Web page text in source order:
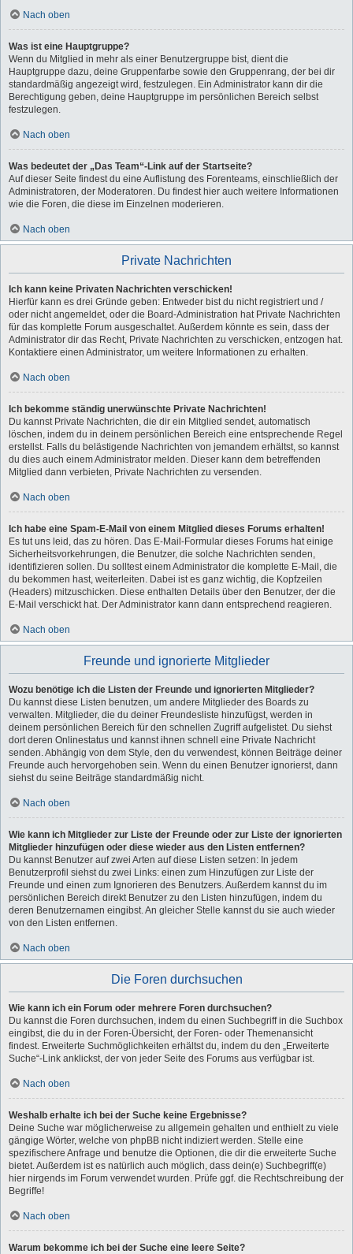
Nach oben
Was ist eine Hauptgruppe?
Wenn du Mitglied in mehr als einer Benutzergruppe bist, dient die
Hauptgruppe dazu, deine Gruppenfarbe sowie den Gruppenrang, der bei dir
standardmäßig angezeigt wird, festzulegen. Ein Administrator kann dir die
Berechtigung geben, deine Hauptgruppe im persönlichen Bereich selbst
festzulegen.
Nach oben
Was bedeutet der „Das Team“-Link auf der Startseite?
Auf dieser Seite findest du eine Auflistung des Forenteams, einschließlich der
Administratoren, der Moderatoren. Du findest hier auch weitere Informationen
wie die Foren, die diese im Einzelnen moderieren.
Nach oben
Private Nachrichten
Ich kann keine Privaten Nachrichten verschicken!
Hierfür kann es drei Gründe geben: Entweder bist du nicht registriert und /
oder nicht angemeldet, oder die Board-Administration hat Private Nachrichten
für das komplette Forum ausgeschaltet. Außerdem könnte es sein, dass der
Administrator dir das Recht, Private Nachrichten zu verschicken, entzogen hat.
Kontaktiere einen Administrator, um weitere Informationen zu erhalten.
Nach oben
Ich bekomme ständig unerwünschte Private Nachrichten!
Du kannst Private Nachrichten, die dir ein Mitglied sendet, automatisch
löschen, indem du in deinem persönlichen Bereich eine entsprechende Regel
erstellst. Falls du belästigende Nachrichten von jemandem erhältst, so kannst
du dies auch einem Administrator melden. Dieser kann dem betreffenden
Mitglied dann verbieten, Private Nachrichten zu versenden.
Nach oben
Ich habe eine Spam-E-Mail von einem Mitglied dieses Forums erhalten!
Es tut uns leid, das zu hören. Das E-Mail-Formular dieses Forums hat einige
Sicherheitsvorkehrungen, die Benutzer, die solche Nachrichten senden,
identifizieren sollen. Du solltest einem Administrator die komplette E-Mail, die
du bekommen hast, weiterleiten. Dabei ist es ganz wichtig, die Kopfzeilen
(Headers) mitzuschicken. Diese enthalten Details über den Benutzer, der die
E-Mail verschickt hat. Der Administrator kann dann entsprechend reagieren.
Nach oben
Freunde und ignorierte Mitglieder
Wozu benötige ich die Listen der Freunde und ignorierten Mitglieder?
Du kannst diese Listen benutzen, um andere Mitglieder des Boards zu
verwalten. Mitglieder, die du deiner Freundesliste hinzufügst, werden in
deinem persönlichen Bereich für den schnellen Zugriff aufgelistet. Du siehst
dort deren Onlinestatus und kannst ihnen schnell eine Private Nachricht
senden. Abhängig von dem Style, den du verwendest, können Beiträge deiner
Freunde auch hervorgehoben sein. Wenn du einen Benutzer ignorierst, dann
siehst du seine Beiträge standardmäßig nicht.
Nach oben
Wie kann ich Mitglieder zur Liste der Freunde oder zur Liste der ignorierten
Mitglieder hinzufügen oder diese wieder aus den Listen entfernen?
Du kannst Benutzer auf zwei Arten auf diese Listen setzen: In jedem
Benutzerprofil siehst du zwei Links: einen zum Hinzufügen zur Liste der
Freunde und einen zum Ignorieren des Benutzers. Außerdem kannst du im
persönlichen Bereich direkt Benutzer zu den Listen hinzufügen, indem du
deren Benutzernamen eingibst. An gleicher Stelle kannst du sie auch wieder
von den Listen entfernen.
Nach oben
Die Foren durchsuchen
Wie kann ich ein Forum oder mehrere Foren durchsuchen?
Du kannst die Foren durchsuchen, indem du einen Suchbegriff in die Suchbox
eingibst, die du in der Foren-Übersicht, der Foren- oder Themenansicht
findest. Erweiterte Suchmöglichkeiten erhältst du, indem du den „Erweiterte
Suche“-Link anklickst, der von jeder Seite des Forums aus verfügbar ist.
Nach oben
Weshalb erhalte ich bei der Suche keine Ergebnisse?
Deine Suche war möglicherweise zu allgemein gehalten und enthielt zu viele
gängige Wörter, welche von phpBB nicht indiziert werden. Stelle eine
spezifischere Anfrage und benutze die Optionen, die dir die erweiterte Suche
bietet. Außerdem ist es natürlich auch möglich, dass dein(e) Suchbegriff(e)
hier nirgends im Forum verwendet wurden. Prüfe ggf. die Rechtschreibung der
Begriffe!
Nach oben
Warum bekomme ich bei der Suche eine leere Seite?